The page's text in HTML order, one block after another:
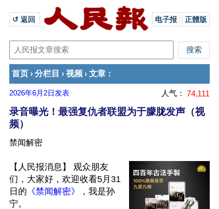
↺ 返回 电子报 正體版
首页 › 分栏目 › 视频 › 文章 ：
2026年6月2日 发表 人气： 74,111
录音曝光！最强复仇者联盟为于朦胧发声（视
频）
禁闻解密
【人民报消息】 观众朋友
们，大家好，欢迎收看5月31
日的 《禁闻解密》
，我是孙
宁。